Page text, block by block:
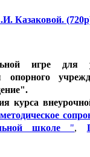
Казаковой.
игре для
курса
школе ",